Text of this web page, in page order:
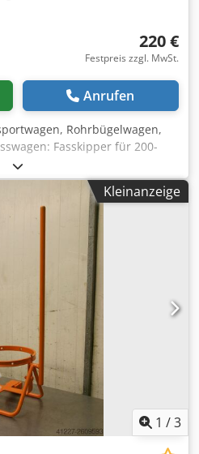
220 €
Festpreis zzgl. MwSt.
Anrufen
Rohrbügelwagen,
Fasskipper für 200-
Ø60 x 400 mm -
2 Räder Dcjdpfxolw Az Ue Ah
-Abmessung:
20 kg
Kleinanzeige
1 /3